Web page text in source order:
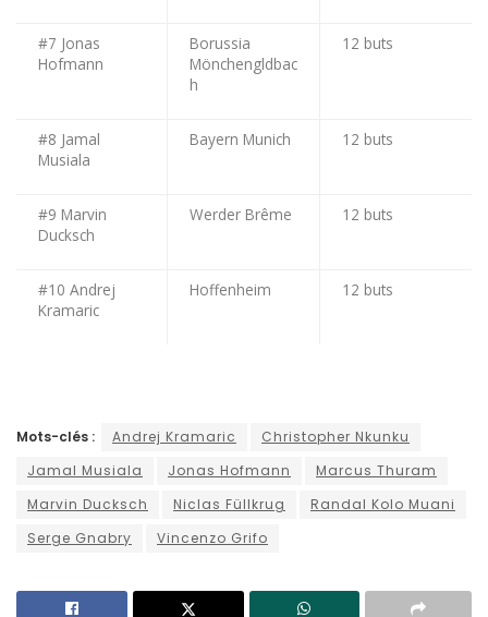
#7 Jonas
Hofmann
Borussia
Mönchengldbac
h
12 buts
#8 Jamal
Musiala
Bayern Munich 12 buts
#9 Marvin
Ducksch
Werder Brême 12 buts
#10 Andrej
Kramaric
Hoffenheim 12 buts
Mots-clés : Andrej Kramaric
Christopher Nkunku
Jamal Musiala
Jonas Hofmann
Marcus Thuram
Marvin Ducksch
Niclas Füllkrug
Randal Kolo Muani
Serge Gnabry
Vincenzo Grifo